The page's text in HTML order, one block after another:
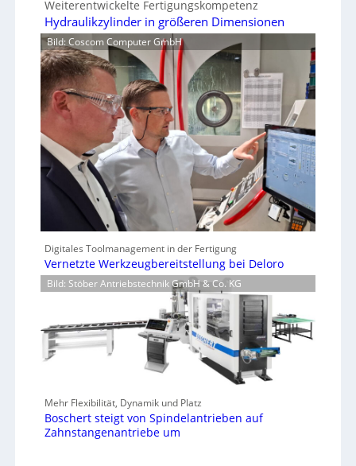
Weiterentwickelte Fertigungskompetenz
Hydraulikzylinder in größeren Dimensionen
Bild: Coscom Computer GmbH
Digitales Toolmanagement in der Fertigung
Vernetzte Werkzeugbereitstellung bei Deloro
Bild: Stöber Antriebstechnik GmbH & Co. KG
Mehr Flexibilität, Dynamik und Platz
Boschert steigt von Spindelantrieben auf
Zahnstangenantriebe um